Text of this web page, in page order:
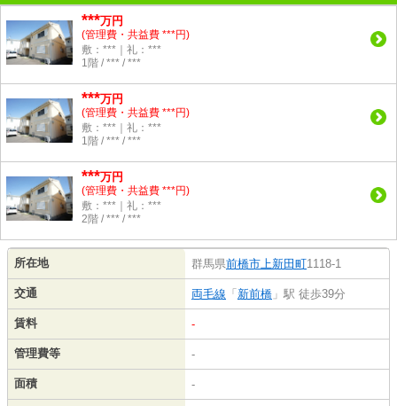
***万円
(管理費・共益費 ***円)
敷：***｜礼：***
1階 / *** / ***
***万円
(管理費・共益費 ***円)
敷：***｜礼：***
1階 / *** / ***
***万円
(管理費・共益費 ***円)
敷：***｜礼：***
2階 / *** / ***
所在地 群馬県前橋市上新田町1118-1
交通 両毛線 「 新前橋 」駅 徒歩39分
賃料 -
管理費等 -
面積 -